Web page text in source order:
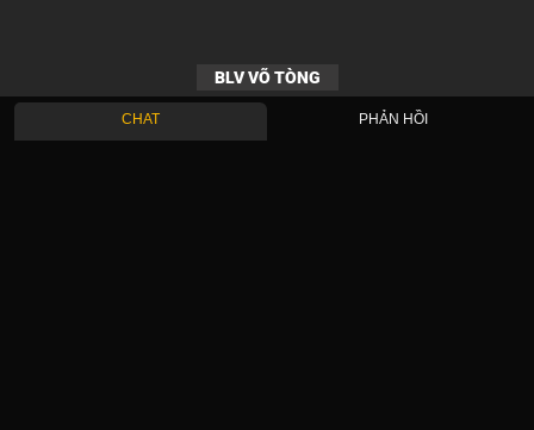
BLV VÕ TÒNG
CHAT PHẢN HỒI